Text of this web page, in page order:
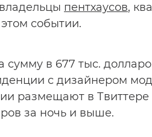
пентхаусов,
событии.
сумму в 677 тыс.
с дизайнером
размещают в Твиттере
за ночь и выше.